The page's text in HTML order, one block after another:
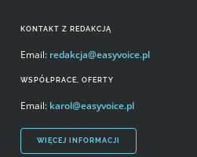
KONTAKT Z REDAKCJĄ
Email: redakcja@easyvoice.pl
WSPÓŁPRACE, OFERTY
Email: karol@easyvoice.pl
WIĘCEJ INFORMACJI